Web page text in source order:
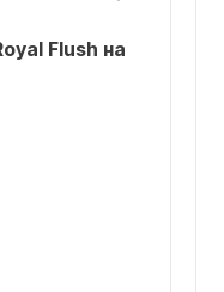
Flush на